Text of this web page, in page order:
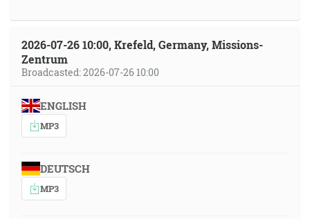
2026-07-26 10:00, Krefeld, Germany, Missions-
Zentrum
Broadcasted: 2026-07-26 10:00
ENGLISH
MP3
DEUTSCH
MP3